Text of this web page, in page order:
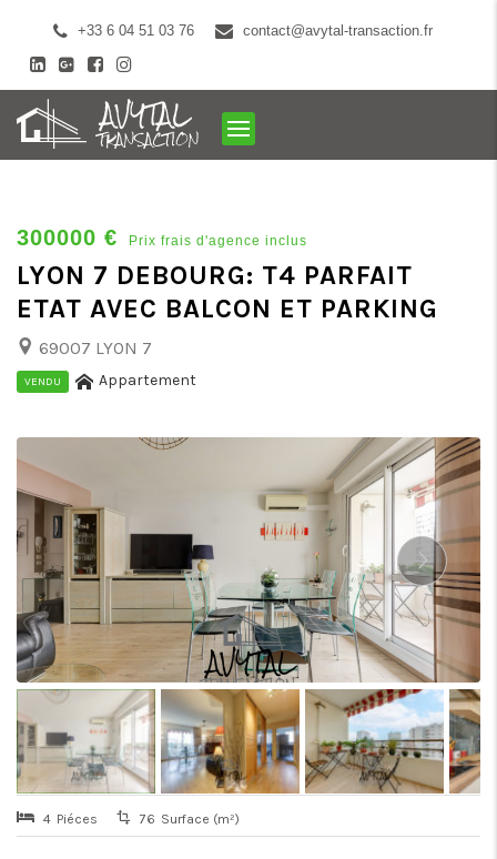
+33 6 04 51 03 76 contact@avytal-transaction.fr
300000 € Prix frais d'agence inclus
LYON 7 DEBOURG: T4 PARFAIT
ETAT AVEC BALCON ET PARKING
69007 LYON 7
VENDU Appartement
4 Piéces 76 Surface (m²)